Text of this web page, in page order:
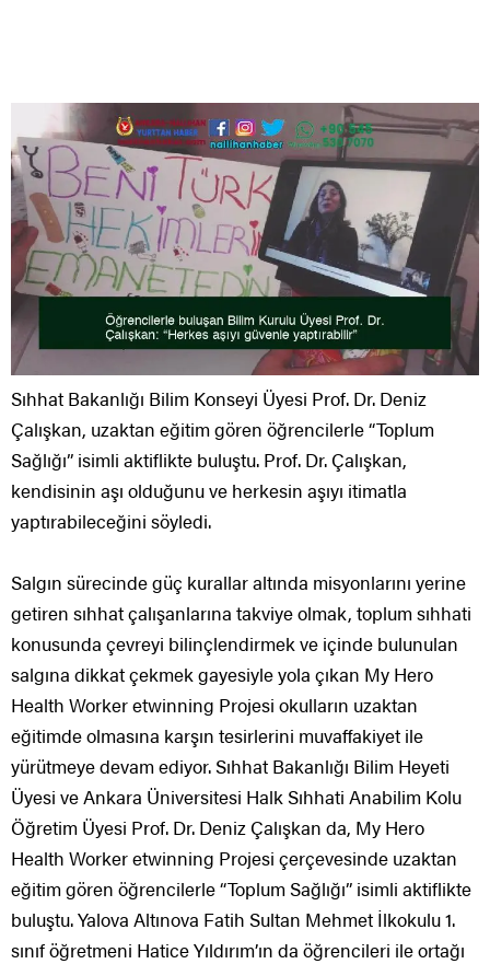
Sıhhat Bakanlığı Bilim Konseyi Üyesi Prof. Dr. Deniz
Çalışkan, uzaktan eğitim gören öğrencilerle “Toplum
Sağlığı” isimli aktiflikte buluştu. Prof. Dr. Çalışkan,
kendisinin aşı olduğunu ve herkesin aşıyı itimatla
yaptırabileceğini söyledi.
Salgın sürecinde güç kurallar altında misyonlarını yerine
getiren sıhhat çalışanlarına takviye olmak, toplum sıhhati
konusunda çevreyi bilinçlendirmek ve içinde bulunulan
salgına dikkat çekmek gayesiyle yola çıkan My Hero
Health Worker etwinning Projesi okulların uzaktan
eğitimde olmasına karşın tesirlerini muvaffakiyet ile
yürütmeye devam ediyor. Sıhhat Bakanlığı Bilim Heyeti
Üyesi ve Ankara Üniversitesi Halk Sıhhati Anabilim Kolu
Öğretim Üyesi Prof. Dr. Deniz Çalışkan da, My Hero
Health Worker etwinning Projesi çerçevesinde uzaktan
eğitim gören öğrencilerle “Toplum Sağlığı” isimli aktiflikte
buluştu. Yalova Altınova Fatih Sultan Mehmet İlkokulu 1.
sınıf öğretmeni Hatice Yıldırım’ın da öğrencileri ile ortağı